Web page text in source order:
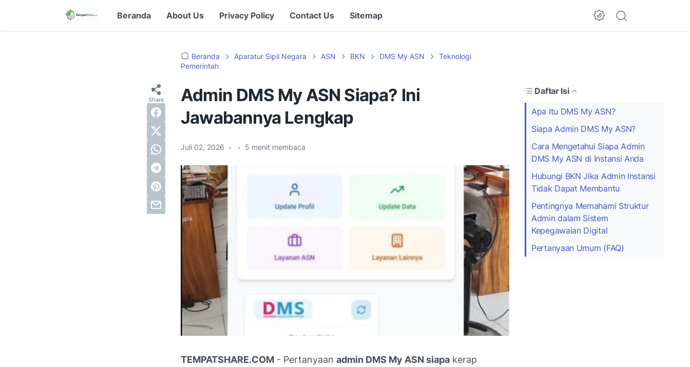
Beranda About Us Privacy Policy Contact Us Sitemap
Dark Mode
Beranda Aparatur Sipil Negara ASN BKN DMS My ASN
Teknologi
Pemerintah
Admin DMS My ASN Siapa? Ini
Jawabannya Lengkap
Juli 02, 2026 • • 5 menit membaca
Daftar Isi
Apa Itu DMS My ASN?
Siapa Admin DMS My ASN?
Cara Mengetahui Siapa Admin
DMS My ASN di Instansi Anda
Hubungi BKN Jika Admin Instansi
Tidak Dapat Membantu
Pentingnya Memahami Struktur
Admin dalam Sistem
Kepegawaian Digital
Pertanyaan Umum (FAQ)
TEMPATSHARE.COM - Pertanyaan admin DMS My ASN siapa kerap